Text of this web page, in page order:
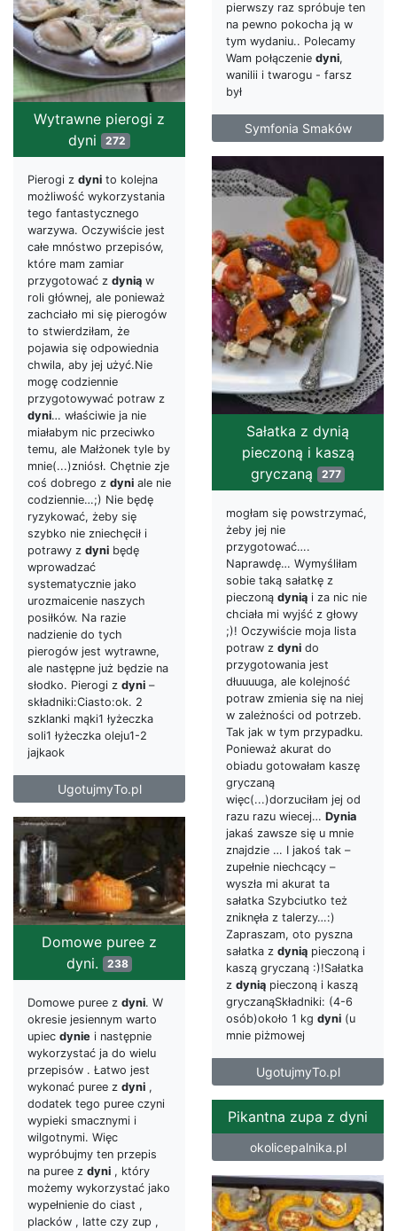
pierwszy raz spróbuje ten
na pewno pokocha ją w
tym wydaniu.. Polecamy
Wam połączenie dyni,
wanilii i twarogu - farsz
był
Symfonia Smaków
Wytrawne pierogi z
dyni 272
Pierogi z dyni to kolejna
możliwość wykorzystania
tego fantastycznego
warzywa. Oczywiście jest
całe mnóstwo przepisów,
które mam zamiar
przygotować z dynią w
roli głównej, ale ponieważ
zachciało mi się pierogów
to stwierdziłam, że
pojawia się odpowiednia
chwila, aby jej użyć.Nie
mogę codziennie
przygotowywać potraw z
dyni… właściwie ja nie
miałabym nic przeciwko
temu, ale Małżonek tyle by
mnie(...)zniósł. Chętnie zje
coś dobrego z dyni ale nie
codziennie…;) Nie będę
ryzykować, żeby się
szybko nie zniechęcił i
potrawy z dyni będę
wprowadzać
systematycznie jako
urozmaicenie naszych
posiłków. Na razie
nadzienie do tych
pierogów jest wytrawne,
ale następne już będzie na
słodko. Pierogi z dyni –
składniki:Ciasto:ok. 2
szklanki mąki1 łyżeczka
soli1 łyżeczka oleju1-2
jajkaok
UgotujmyTo.pl
Sałatka z dynią
pieczoną i kaszą
gryczaną
277
mogłam się powstrzymać,
żeby jej nie
przygotować….
Naprawdę… Wymyśliłam
sobie taką sałatkę z
pieczoną dynią i za nic nie
chciała mi wyjść z głowy
;)! Oczywiście moja lista
potraw z dyni do
przygotowania jest
dłuuuuga, ale kolejność
potraw zmienia się na niej
w zależności od potrzeb.
Tak jak w tym przypadku.
Ponieważ akurat do
obiadu gotowałam kaszę
gryczaną
więc(...)dorzuciłam jej od
razu razu wiecej… Dynia
jakaś zawsze się u mnie
znajdzie … I jakoś tak –
zupełnie niechcący –
wyszła mi akurat ta
sałatka Szybciutko też
zniknęła z talerzy…:)
Zapraszam, oto pyszna
sałatka z dynią pieczoną i
kaszą gryczaną :)!Sałatka
z dynią pieczoną i kaszą
gryczanąSkładniki: (4-6
osób)około 1 kg dyni (u
mnie piżmowej
UgotujmyTo.pl
Domowe puree z
dyni.
238
Domowe puree z dyni. W
okresie jesiennym warto
upiec dynie i następnie
wykorzystać ja do wielu
przepisów . Łatwo jest
wykonać puree z dyni ,
dodatek tego puree czyni
wypieki smacznymi i
wilgotnymi. Więc
wypróbujmy ten przepis
na puree z dyni , który
możemy wykorzystać jako
wypełnienie do ciast ,
placków , latte czy zup ,
Pikantna zupa z dyni
okolicepalnika.pl